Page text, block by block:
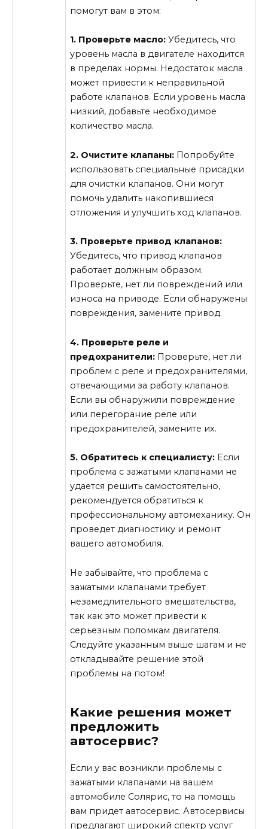
помогут вам в этом:
1. Проверьте масло: Убедитесь, что
уровень масла в двигателе находится
в пределах нормы. Недостаток масла
может привести к неправильной
работе клапанов. Если уровень масла
низкий, добавьте необходимое
количество масла.
2. Очистите клапаны: Попробуйте
использовать специальные присадки
для очистки клапанов. Они могут
помочь удалить накопившиеся
отложения и улучшить ход клапанов.
3. Проверьте привод клапанов:
Убедитесь, что привод клапанов
работает должным образом.
Проверьте, нет ли повреждений или
износа на приводе. Если обнаружены
повреждения, замените привод.
4. Проверьте реле и
предохранители: Проверьте, нет ли
проблем с реле и предохранителями,
отвечающими за работу клапанов.
Если вы обнаружили повреждение
или перегорание реле или
предохранителей, замените их.
5. Обратитесь к специалисту: Если
проблема с зажатыми клапанами не
удается решить самостоятельно,
рекомендуется обратиться к
профессиональному автомеханику. Он
проведет диагностику и ремонт
вашего автомобиля.
Не забывайте, что проблема с
зажатыми клапанами требует
незамедлительного вмешательства,
так как это может привести к
серьезным поломкам двигателя.
Следуйте указанным выше шагам и не
откладывайте решение этой
проблемы на потом!
Какие решения может
предложить
автосервис?
Если у вас возникли проблемы с
зажатыми клапанами на вашем
автомобиле Солярис, то на помощь
вам придет автосервис. Автосервисы
предлагают широкий спектр услуг